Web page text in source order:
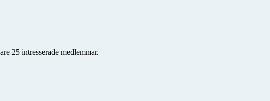
25 intresserade medlemmar.